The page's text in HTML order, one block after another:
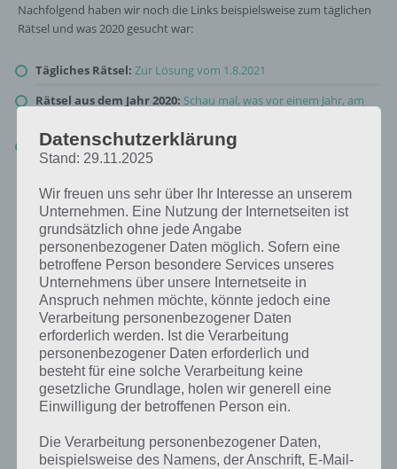
Nachfolgend haben wir noch die Links beispielsweise zum täglichen
Rätsel und was 2020 gesucht war:
Tägliches Rätsel: Zur Lösung vom 1.8.2021
Rätsel aus dem Jahr 2020: Schau mal, was vor einem Jahr, am
Zur Übersicht:4 Bilder 1 Wort Lösungen zu Großstadtleben im
August 2021!
Datenschutzerklärung
Stand: 29.11.2025
Wir freuen uns sehr über Ihr Interesse an unserem
Unternehmen. Eine Nutzung der Internetseiten ist
grundsätzlich ohne jede Angabe
personenbezogener Daten möglich. Sofern eine
betroffene Person besondere Services unseres
Unternehmens über unsere Internetseite in
Anspruch nehmen möchte, könnte jedoch eine
Verarbeitung personenbezogener Daten
erforderlich werden. Ist die Verarbeitung
personenbezogener Daten erforderlich und
besteht für eine solche Verarbeitung keine
gesetzliche Grundlage, holen wir generell eine
Einwilligung der betroffenen Person ein.
Die Verarbeitung personenbezogener Daten,
beispielsweise des Namens, der Anschrift, E-Mail-